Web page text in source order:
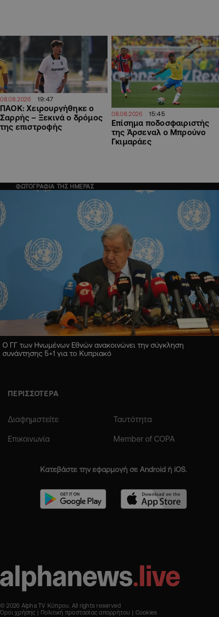
08.08.2026 19:47
ΠΑΟΚ: Χειρουργήθηκε ο
Σαρρής – Ξεκινά ο δρόμος
της επιστροφής
08.08.2026 15:45
Επίσημα ποδοσφαιριστής
της Άρσεναλ ο Μπρούνο
Γκιμαράες
ΦΩΤΟΓΡΑΦΙΑ ΤΗΣ ΗΜΕΡΑΣ
Ο ΓΓ των Ηνωμένων Εθνών ανακοινώνει την σύγκληση
συνάντησης 5+1 για το Κυπριακό
ΠΕΡΙΣΣΟΤΕΡΑ
Διαφημιστείτε Ταυτότητα
Επικοινωνία Member of COPA
Κατεβάστε την εφαρμογή σε Android ή iOS.
© 2026 Alpha TV Κύπρου. All rights reserved
Όροι χρήσης
Πολιτική προστασίας απορρήτου Cookies